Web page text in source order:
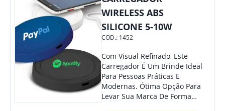
WIRELESS ABS
SILICONE 5-10W
COD.: 1452
Com Visual Refinado, Este
Carregador É Um Brinde Ideal
Para Pessoas Práticas E
Modernas. Ótima Opção Para
Levar Sua Marca De Forma